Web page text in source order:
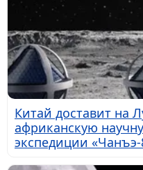
Китай доставит на
африканскую
экспедиции «Чанъэ-